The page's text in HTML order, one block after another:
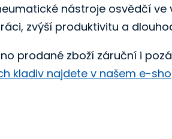
nástroje osvědčí ve
zvýší produktivitu a
prodané zboží záruční i
kladiv najdete v našem e-